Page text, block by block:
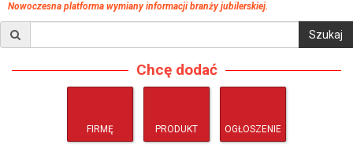
Nowoczesna platforma wymiany informacji branży jubilerskiej.
Chcę dodać
FIRMĘ PRODUKT OGŁOSZENIE